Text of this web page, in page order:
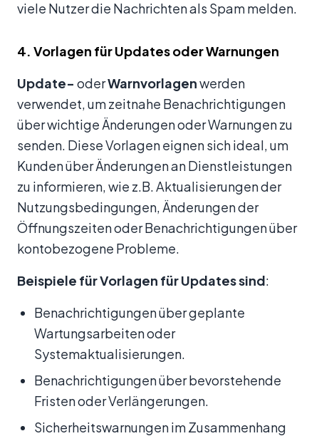
viele Nutzer die Nachrichten als Spam melden.
4. Vorlagen für Updates oder Warnungen
Update- oderWarnvorlagenwerden
verwendet, um zeitnahe Benachrichtigungen
über wichtige Änderungen oder Warnungen zu
senden. Diese Vorlagen eignen sich ideal, um
Kunden über Änderungen an Dienstleistungen
zu informieren, wie z.B. Aktualisierungen der
Nutzungsbedingungen, Änderungen der
Öffnungszeiten oder Benachrichtigungen über
kontobezogene Probleme.
Beispiele für Vorlagen für Updates sind:
Benachrichtigungen über geplante
Wartungsarbeiten oder
Systemaktualisierungen.
Benachrichtigungen über bevorstehende
Fristen oder Verlängerungen.
Sicherheitswarnungen im Zusammenhang